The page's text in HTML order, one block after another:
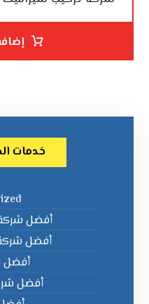
خدمات
أفضل
أفضل
أفضل
أفضل